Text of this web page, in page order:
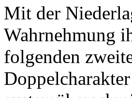
Mit der
Wahrnehmung
folgenden